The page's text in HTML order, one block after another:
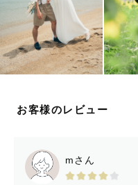
ゆっくりペースで大丈夫
安心して楽しんでもらえ
したいと思っています。
✅スケジュールについて
場所や時間によっては撮
お客様のレビュー
mさん